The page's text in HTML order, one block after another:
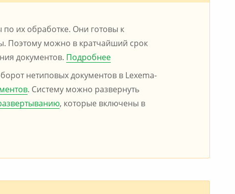
их обработке. Они готовы к
Поэтому можно в кратчайший срок
документов.
Подробнее
нетиповых документов в Lexema-
. Систему можно развернуть
, которые включены в